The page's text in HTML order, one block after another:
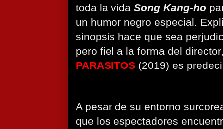
toda la vida Song Kang-ho
un humor negro especial.
sinopsis hace que sea
pero fiel a la forma del
PARASITOS (2019) es
A pesar de su entorno
que los espectadores